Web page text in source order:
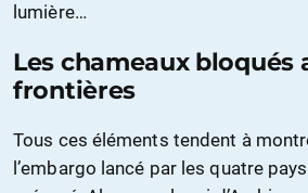
lumière…
Les chameaux bloqués
frontières
Tous ces éléments tendent à
l’embargo lancé par les quatre